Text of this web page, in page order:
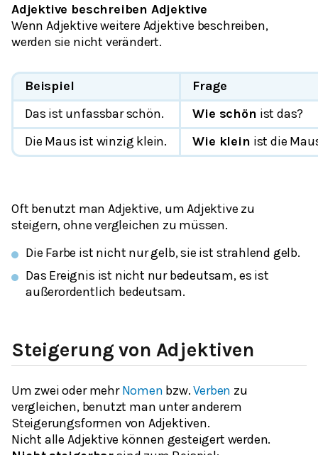
Adjektive beschreiben Adjektive
Wenn Adjektive weitere Adjektive beschreiben,
werden sie nicht verändert.
Beispiel
Frage
Das ist unfassbarschön. Wie schön ist das?
Die Maus ist winzig klein. Wie klein ist die
Oft benutzt man Adjektive, um Adjektive zu
steigern, ohne vergleichen zu müssen.
Die Farbe ist nicht nur gelb, sie ist strahlend gelb.
Das Ereignis ist nicht nur bedeutsam, es ist
außerordentlich bedeutsam.
Steigerung von Adjektiven
Um zwei oder mehrNomen bzw.Verben zu
vergleichen, benutzt man unter anderem
Steigerungsformen von Adjektiven.
Nicht alle Adjektive können gesteigert werden.